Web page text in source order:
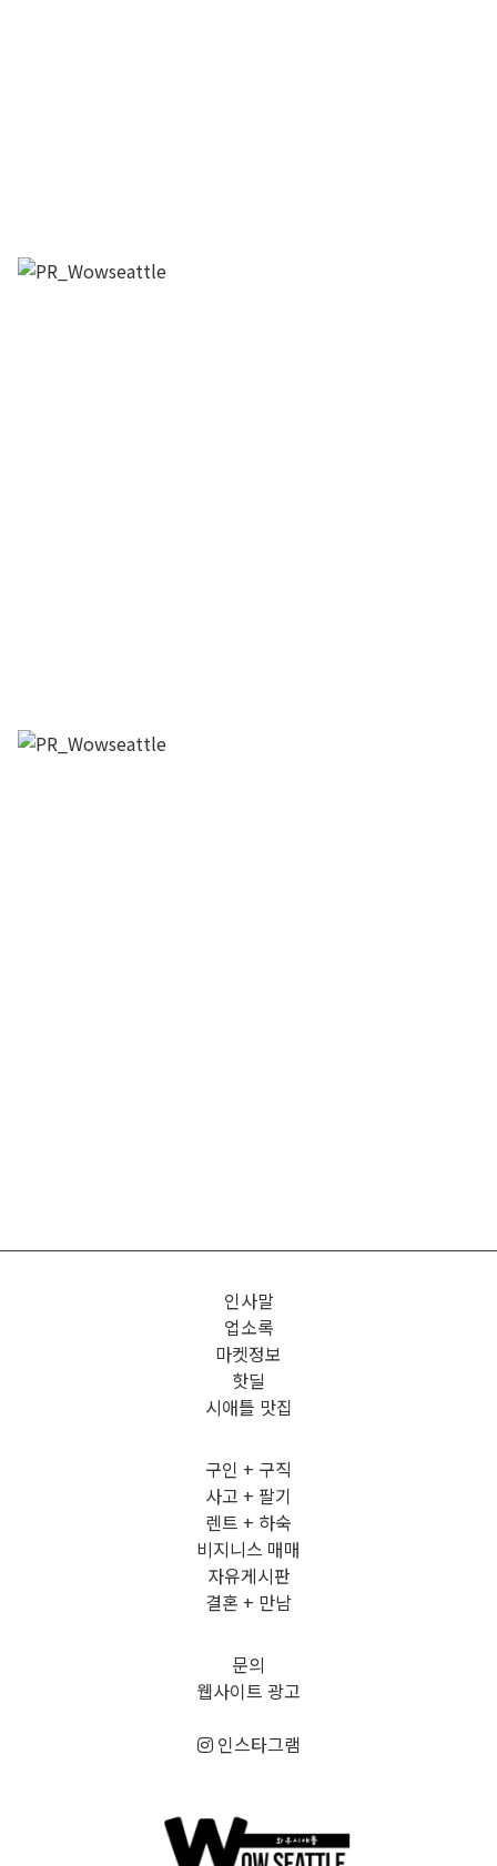
인사말
업소록
마켓정보
핫딜
시애틀 맛집
구인 + 구직
사고 + 팔기
렌트 + 하숙
비지니스 매매
자유게시판
결혼 + 만남
문의
웹사이트 광고
인스타그램